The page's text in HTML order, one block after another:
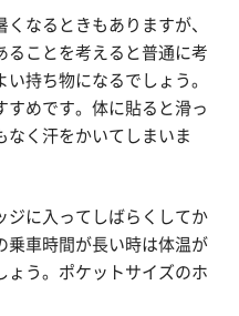
なるときもありますが、
ることを考えると普通に考
持ち物になるでしょう。
すめです。体に貼ると滑っ
なく汗をかいてしまいま
ジに入ってしばらくしてか
乗車時間が長い時は体温が
ょう。ポケットサイズのホ